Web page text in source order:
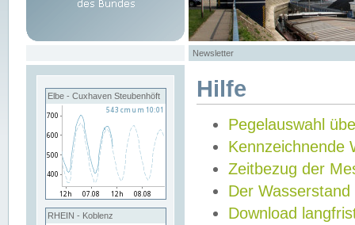
Newsletter
Elbe - Cuxhaven Steubenhöft
RHEIN - Koblenz
Hilfe
Pegelauswahl
Kennzeichnende
Zeitbezug der
Der Wasserstand
Download